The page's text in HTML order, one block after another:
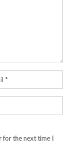
for the next time I